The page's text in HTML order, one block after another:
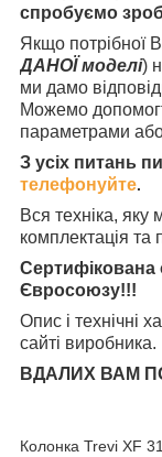
спробуємо
Якщо потрібної
ДАНОЇ моделі)
ми дамо
Можемо
параметрами
З усіх питань
телефонуйте.
Вся техніка,
комплектація та
Сертифікована
Євросоюзу!!!
Опис і технічні
сайті виробника.
ВДАЛИХ ВАМ
Колонка Trevi XF